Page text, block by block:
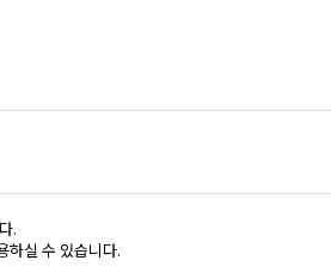
.
하실 수 있습니다.